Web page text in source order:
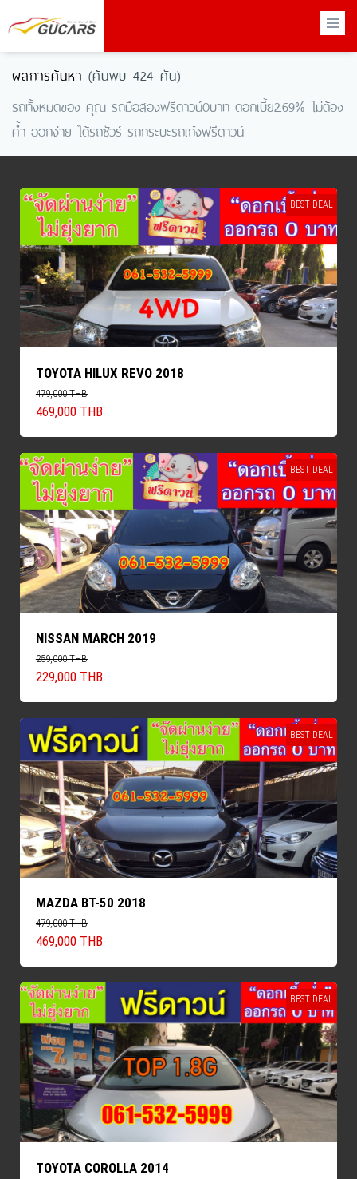
×
ผลการค้นหา (ค้นพบ 424 คัน)
รถทั้งหมดของ คุณ รถมือสองฟรีดาวน์0บาท ดอกเบี้ย2.69% ไม่ต้อง
ค้ำ ออกง่าย ได้รถชัวร์ รถกระบะรถเก๋งฟรีดาวน์
BEST DEAL
TOYOTA HILUX REVO 2018
479,000 THB
469,000 THB
BEST DEAL
NISSAN MARCH 2019
259,000 THB
229,000 THB
BEST DEAL
MAZDA BT-50 2018
479,000 THB
469,000 THB
BEST DEAL
TOYOTA COROLLA 2014